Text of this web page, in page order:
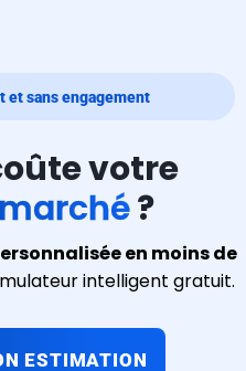
et sans engagement
votre
?
en moins de
intelligent gratuit.
ESTIMATION